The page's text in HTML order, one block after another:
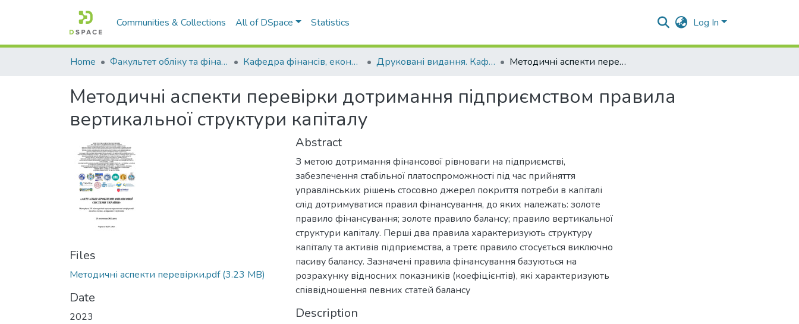
Communities & Collections All of DSpace Statistics Log In
Home Факультет обліку та фінансів Кафедра фінансів, економічних досліджень і туризму Друковані видання. Кафедра фінансів, економічних досліджень і туризму Методичні аспекти перевірки дотримання підприємством правила вертикальної структури капіталу
Методичні аспекти перевірки дотримання підприємством правила
вертикальної структури капіталу
Files
Методичні аспекти перевірки.pdf(3.23 MB)
Date
2023
Abstract
З метою дотримання фінансової рівноваги на підприємстві,
забезпечення стабільної платоспроможності під час прийняття
управлінських рішень стосовно джерел покриття потреби в капіталі
слід дотримуватися правил фінансування, до яких належать: золоте
правило фінансування; золоте правило балансу; правило вертикальної
структури капіталу. Перші два правила характеризують структуру
капіталу та активів підприємства, а третє правило стосується виключно
пасиву балансу. Зазначені правила фінансування базуються на
розрахунку відносних показників (коефіцієнтів), які характеризують
співвідношення певних статей балансу
Description